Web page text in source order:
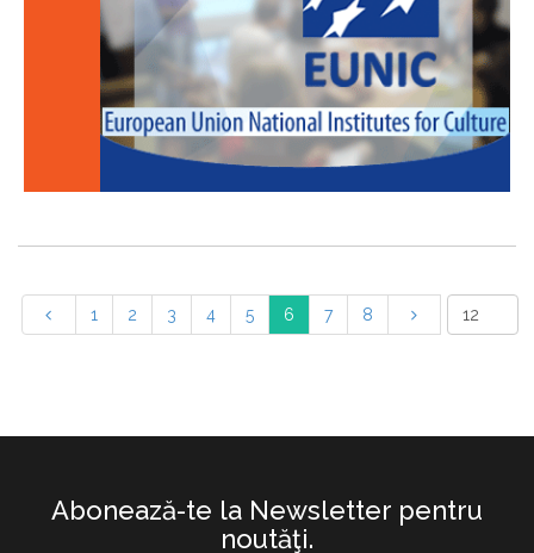
1 2 3 4 5 6 7 8
Abonează-te la Newsletter pentru
noutăţi.